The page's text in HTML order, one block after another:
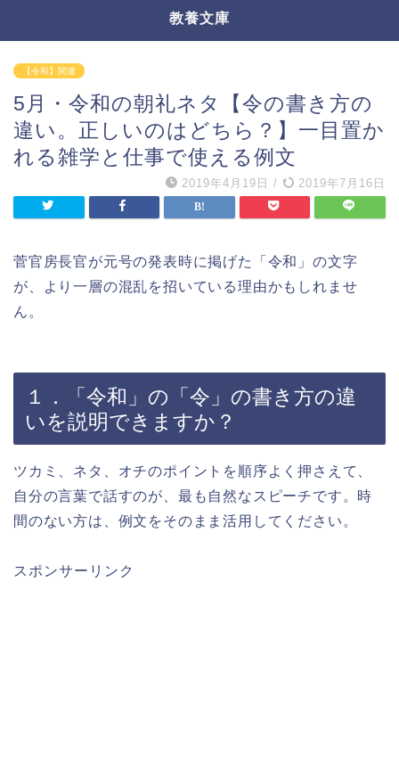
教養文庫
【令和】関連
5月・令和の朝礼ネタ【令の書き方の
違い。正しいのはどちら？】一目置か
れる雑学と仕事で使える例文
2019年4月19日 / 2019年7月16日
菅官房長官が元号の発表時に掲げた「令和」の文字
が、より一層の混乱を招いている理由かもしれませ
ん。
１．「令和」の「令」の書き方の違
いを説明できますか？
ツカミ、ネタ、オチのポイントを順序よく押さえて、
自分の言葉で話すのが、最も自然なスピーチです。時
間のない方は、例文をそのまま活用してください。
スポンサーリンク